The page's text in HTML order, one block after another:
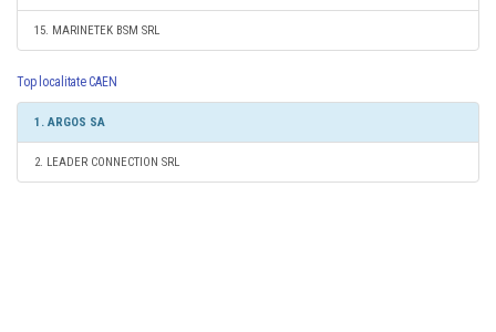
15. MARINETEK BSM SRL
Top localitate CAEN
1. ARGOS SA
2. LEADER CONNECTION SRL